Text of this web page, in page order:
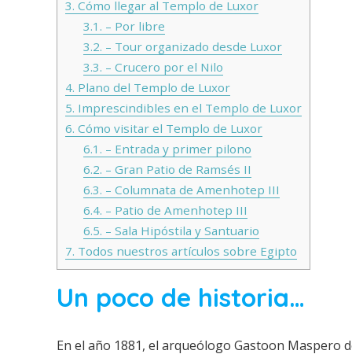
3. Cómo llegar al Templo de Luxor
3.1. – Por libre
3.2. – Tour organizado desde Luxor
3.3. – Crucero por el Nilo
4. Plano del Templo de Luxor
5. Imprescindibles en el Templo de Luxor
6. Cómo visitar el Templo de Luxor
6.1. – Entrada y primer pilono
6.2. – Gran Patio de Ramsés II
6.3. – Columnata de Amenhotep III
6.4. – Patio de Amenhotep III
6.5. – Sala Hipóstila y Santuario
7. Todos nuestros artículos sobre Egipto
Un poco de historia…
En el año 1881, el arqueólogo Gastoon Maspero